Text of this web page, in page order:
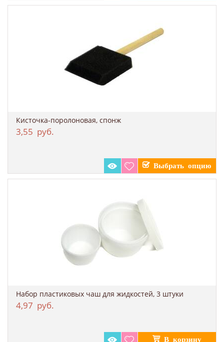
Кисточка-поролоновая, спонж
3,55 руб.
Набор пластиковых чаш для жидкостей, 3 штуки
4,97 руб.